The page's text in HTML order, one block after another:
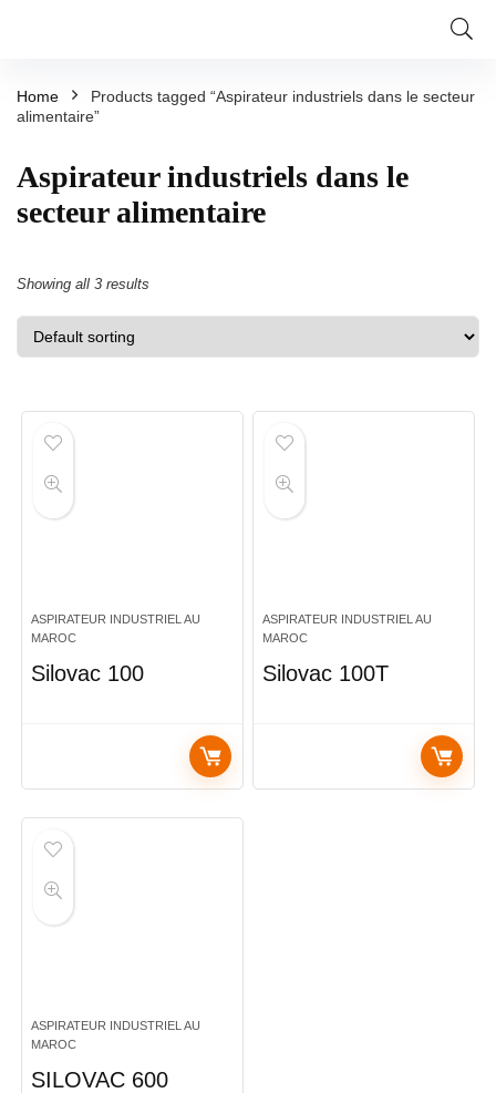
Home
Products tagged “Aspirateur industriels dans le secteur
alimentaire”
Aspirateur industriels dans le
secteur alimentaire
Showing all 3 results
ASPIRATEUR INDUSTRIEL AU
MAROC
Silovac 100
ASPIRATEUR INDUSTRIEL AU
MAROC
Silovac 100T
ASPIRATEUR INDUSTRIEL AU
MAROC
SILOVAC 600